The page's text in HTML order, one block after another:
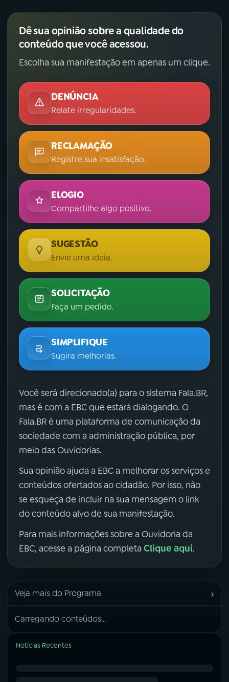
Dê sua opinião sobre a qualidade do
conteúdo que você acessou.
Escolha sua manifestação em apenas um clique.
DENÚNCIA
Relate irregularidades.
RECLAMAÇÃO
Registre sua insatisfação.
ELOGIO
Compartilhe algo positivo.
SUGESTÃO
Envie uma ideia.
SOLICITAÇÃO
Faça um pedido.
SIMPLIFIQUE
Sugira melhorias.
Você será direcionado(a) para o sistema Fala.BR,
mas é com a EBC que estará dialogando. O
Fala.BR é uma plataforma de comunicação da
sociedade com a administração pública, por
meio das Ouvidorias.
Sua opinião ajuda a EBC a melhorar os serviços e
conteúdos ofertados ao cidadão. Por isso, não
se esqueça de incluir na sua mensagem o link
do conteúdo alvo de sua manifestação.
Para mais informações sobre a Ouvidoria da
EBC, acesse a página completa Clique aqui.
Veja mais do Programa ›
Carregando conteúdos...
Notícias Recentes